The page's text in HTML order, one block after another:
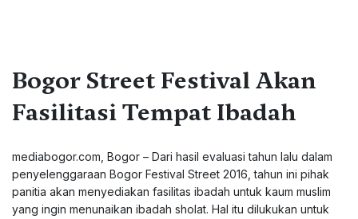
Bogor Street Festival Akan
Fasilitasi Tempat Ibadah
mediabogor.com, Bogor – Dari hasil evaluasi tahun lalu dalam
penyelenggaraan Bogor Festival Street 2016, tahun ini pihak
panitia akan menyediakan fasilitas ibadah untuk kaum muslim
yang ingin menunaikan ibadah sholat. Hal itu dilukukan untuk